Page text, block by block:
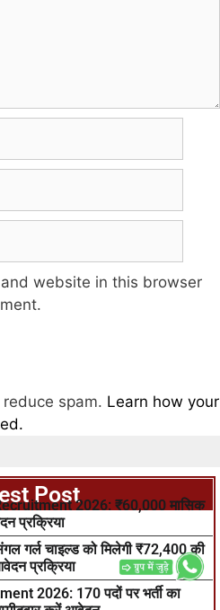
website in this browser
spam. Learn how your
Post2026: ₹60,000 मासिक
प्रक्रिया
गर्ल चाइल्ड को मिलेगी ₹72,400 की
प्रक्रिया
2026: 170 पदों पर भर्ती का